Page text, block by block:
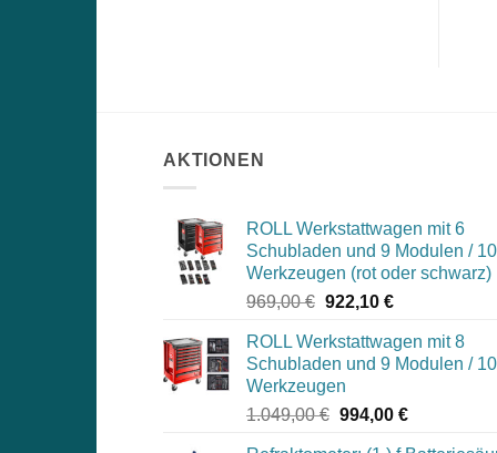
AKTIONEN
ROLL Werkstattwagen mit 6
Schubladen und 9 Modulen /
Werkzeugen (rot oder schwarz)
969,00€ Ursprünglicher
war:
969,00 €
922,10 €Aktueller
ist:
922,10 €.
ROLL Werkstattwagen mit 8
Schubladen und 9 Modulen /
Werkzeugen
1.049,00€ Ursprünglicher
994,00 €Aktueller